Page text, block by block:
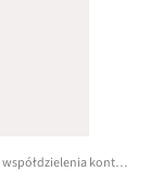
Disney zabrania współdzielenia kont. Jest nowy regulamin